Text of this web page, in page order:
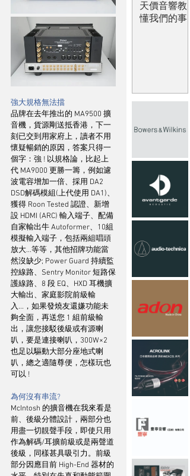
強大規格無法擋
品牌在去年推出的 MA9500 擴
音機，貨源剛送抵香港，下一
刻已交到用家府上，讀者不用
懷疑暢銷的原因，答案只得一
個字：強 ! 以規格論，比起上
代 MA9000 更勝一籌，例如濾
波電容增加一倍、採用 DA2
DSD解碼模組(上代使用 DA1)、
獲得 Roon Tested 認證、新增
設 HDMI (ARC) 輸入端子、配備
自家輸出牛 Autoformer、10組
模擬輸入端子，包括兩組唱頭
放大...等等，其他招牌功能當
然沒缺少; Power Guard 持續監
控線路、Sentry Monitor 短路保
護線路、8 段 EQ、HXD 耳機擴
大輸出、家庭影院前級輸
入...，如果發燒友還嫌功能未
夠全面，再送您 1 組前級輸
出，讓您接駁後級或有源喇
叭，要是連接喇叭，300W×2
也足以驅動大部分座地式喇
叭，總之適隨尊便，怎樣玩也
可以 !
為何沒有串流?
McIntosh 的擴音機在我來看是
前、後級分體設計，兩部分也
用盡一切靚聲手段，即使只用
作為解碼/耳擴前級或是兩聲道
後級，同樣甚具吸引力。前級
部分因應目前 High-End 器材的
天價音響教
懂我們的事